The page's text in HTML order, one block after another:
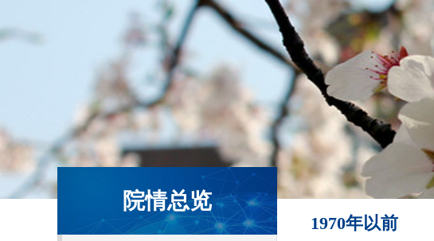
院情总览
1970年以前